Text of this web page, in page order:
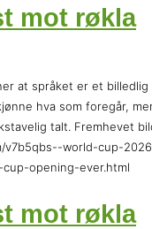
mot røkla
at språket er et billedlig
hva som foregår,
talt. Fremhevet
v7b5qbs--world-cup-
opening-ever.html
mot røkla